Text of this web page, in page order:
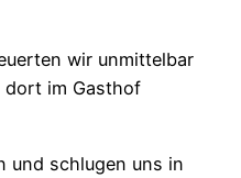
wir unmittelbar
dort im Gasthof
und schlugen uns in